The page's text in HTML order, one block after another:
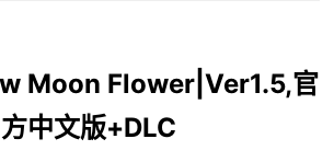
Moon Flower|Ver1.5,官
方中文版+DLC